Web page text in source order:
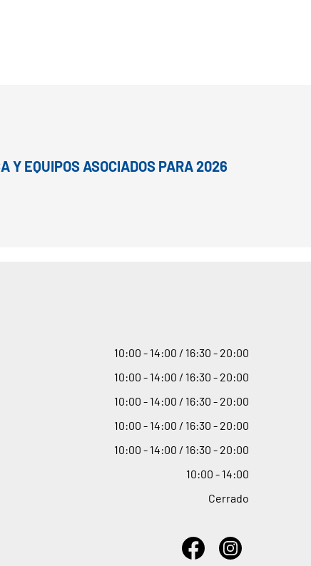
Y EQUIPOS ASOCIADOS PARA 2026
10:00 - 14:00 / 16:30 - 20:00
10:00 - 14:00 / 16:30 - 20:00
10:00 - 14:00 / 16:30 - 20:00
10:00 - 14:00 / 16:30 - 20:00
10:00 - 14:00 / 16:30 - 20:00
10:00 - 14:00
Cerrado